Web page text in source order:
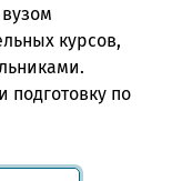
курсов,
подготовку по